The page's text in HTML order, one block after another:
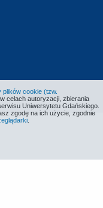
plików cookie (tzw.
celach autoryzacji, zbierania
Uniwersytetu Gdańskiego.
zgodę na ich użycie, zgodnie